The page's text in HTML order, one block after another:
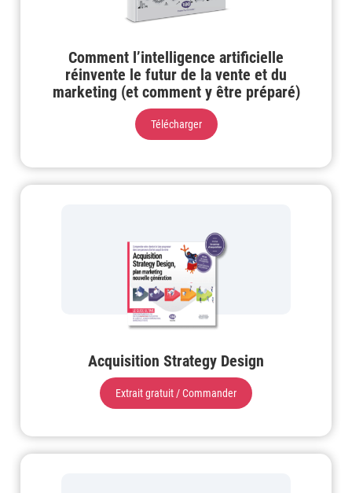
Comment l’intelligence artificielle
réinvente le futur de la vente et du
marketing (et comment y être préparé)
Télécharger
Acquisition Strategy Design
Extrait gratuit / Commander